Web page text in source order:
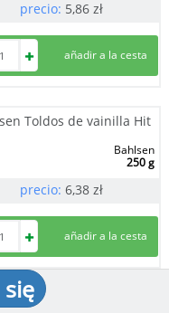
precio: 5,86 zł
Toldos de vainilla Hit
Bahlsen
250 g
precio: 6,38 zł
Tortas de cereales